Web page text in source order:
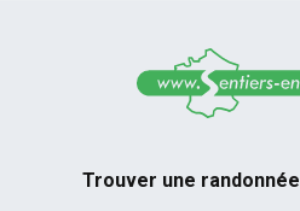
Trouver une randonnée